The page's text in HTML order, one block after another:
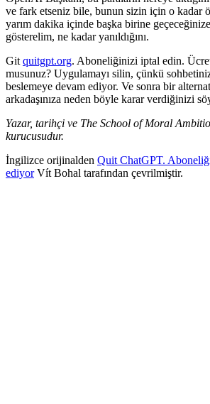
ve fark etseniz bile, bunun sizin için o kadar
yarım dakika içinde başka birine
gösterelim, ne kadar yanıldığını.
Git quitgpt.org. Aboneliğinizi iptal edin.
musunuz? Uygulamayı silin, çünkü
beslemeye devam ediyor. Ve sonra bir
arkadaşınıza neden böyle karar verdiğinizi
Yazar, tarihçi ve The School of Moral
kurucusudur.
İngilizce orijinalden Quit ChatGPT.
ediyorVít Bohal tarafından çevrilmiştir.